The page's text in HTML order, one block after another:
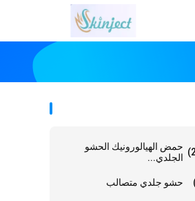
حمض الهيالورونيك الحشو
الجلدي...
حشو جلدي متصالب